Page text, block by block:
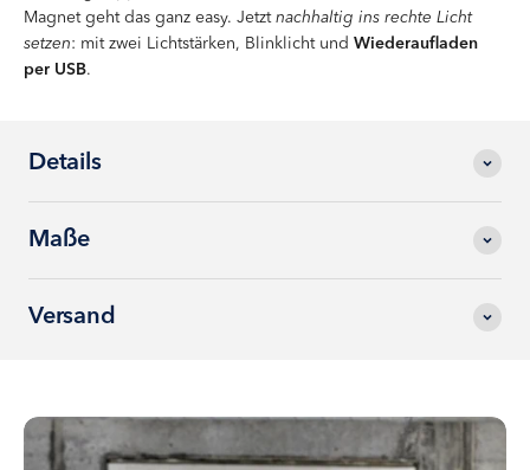
Magnet geht das ganz easy. Jetzt nachhaltig ins rechte Licht
setzen: mit zwei Lichtstärken, Blinklicht und Wiederaufladen
per USB.
Details
Maße
Versand